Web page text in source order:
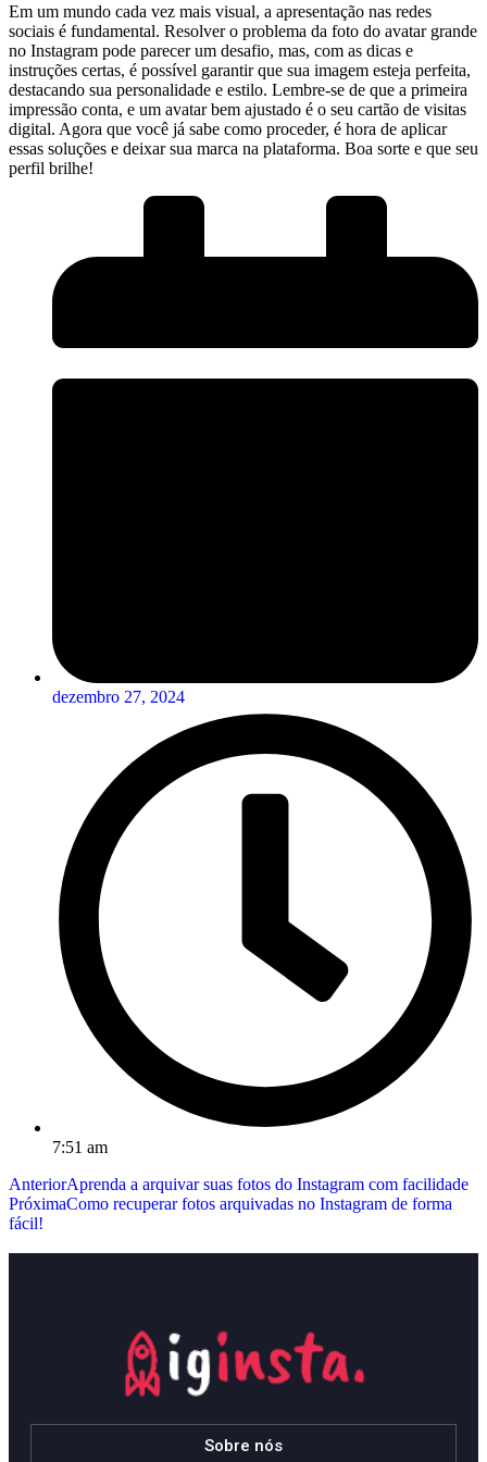
Em um mundo cada⁣ vez mais visual,​ a apresentação ‍nas redes ​
sociais é fundamental. Resolver o problema da foto do ⁢avatar ⁤grande
no Instagram pode ⁣parecer‍ um desafio,​ mas, com as dicas⁢ e
instruções certas,⁣ é ​possível ⁤garantir​ que sua imagem esteja perfeita,
destacando sua ⁤personalidade e estilo. Lembre-se de que a primeira
impressão ‌conta, ⁤e um avatar bem⁣ ajustado é‌ o seu ⁤cartão de visitas
digital. Agora que você já sabe como proceder, é hora de aplicar
essas soluções e deixar sua ⁣marca ⁣na plataforma. Boa sorte e que seu
perfil brilhe!
dezembro 27, 2024
7:51 am
AnteriorAprenda a arquivar suas fotos do Instagram com facilidade
PróximaComo recuperar fotos arquivadas no Instagram de forma
fácil!
Sobre nós